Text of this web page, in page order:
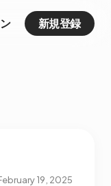
新規登録
19, 2025